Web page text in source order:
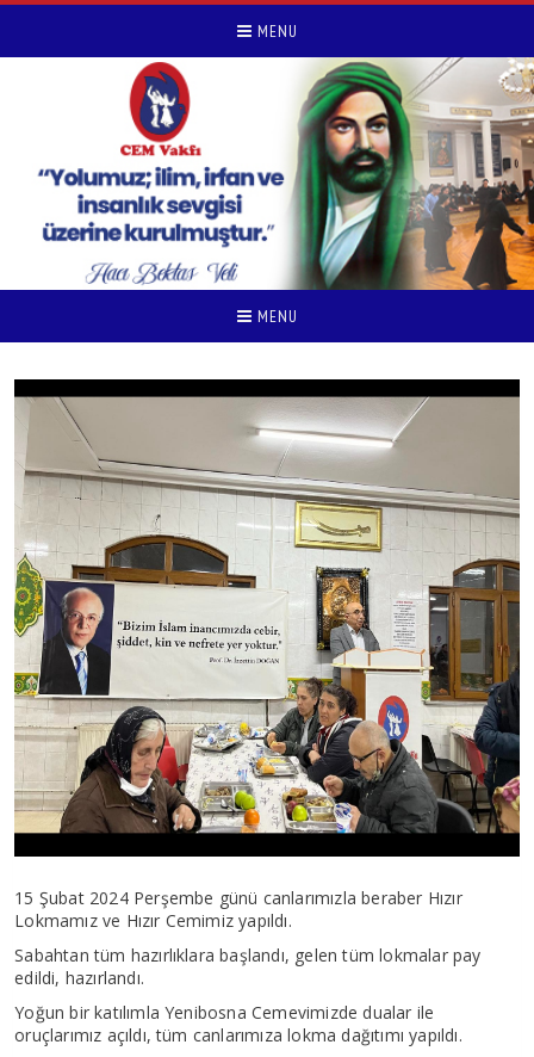
MENU
MENU
15 Şubat 2024 Perşembe günü canlarımızla beraber Hızır
Lokmamız ve Hızır Cemimiz yapıldı.
Sabahtan tüm hazırlıklara başlandı, gelen tüm lokmalar pay
edildi, hazırlandı.
Yoğun bir katılımla Yenibosna Cemevimizde dualar ile
oruçlarımız açıldı, tüm canlarımıza lokma dağıtımı yapıldı.